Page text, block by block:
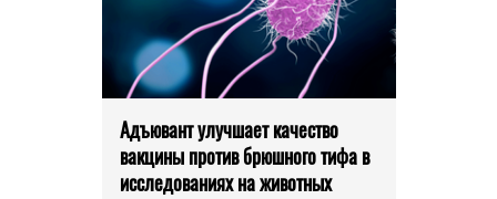
Адъювант улучшает качество
вакцины против брюшного тифа в
исследованиях на животных